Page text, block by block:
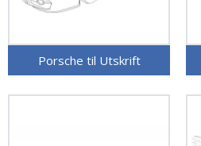
Porsche til Utskrift